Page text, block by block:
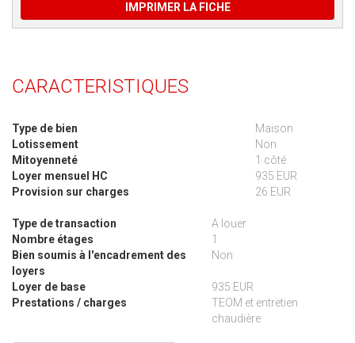
IMPRIMER LA FICHE
CARACTERISTIQUES
Type de bien
Maison
Lotissement
Non
Mitoyenneté
1 côté
Loyer mensuel HC
935 EUR
Provision sur charges
26 EUR
Type de transaction
A louer
Nombre étages
1
Bien soumis à l'encadrement des
loyers
Non
Loyer de base
935 EUR
Prestations / charges
TEOM et entretien
chaudière